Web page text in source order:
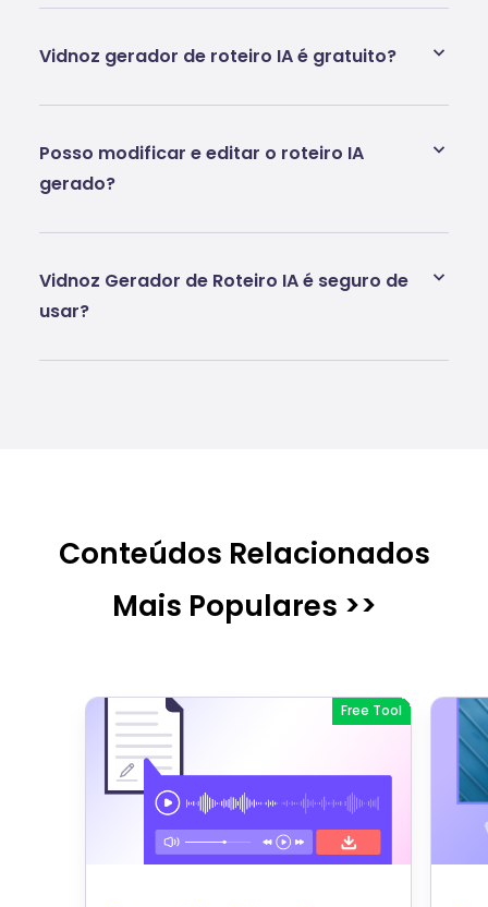
Vidnoz gerador de roteiro IA é gratuito?
Posso modificar e editar o roteiro IA
gerado?
Vidnoz Gerador de Roteiro IA é seguro de
usar?
Conteúdos Relacionados
Mais Populares >>
Free Tool